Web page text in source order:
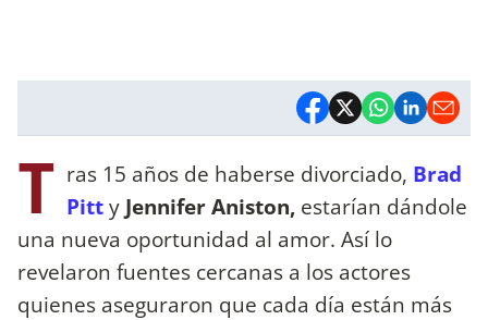
T ras 15 años de haberse divorciado, Brad
Pitty Jennifer Aniston, estarían dándole
una nueva oportunidad al amor. Así lo
revelaron fuentes cercanas a los actores
quienes aseguraron que cada día están más